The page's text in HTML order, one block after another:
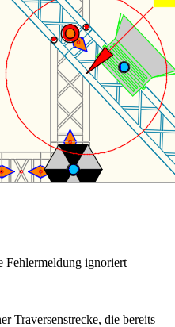
Fehlermeldung ignoriert
Traversenstrecke, die bereits